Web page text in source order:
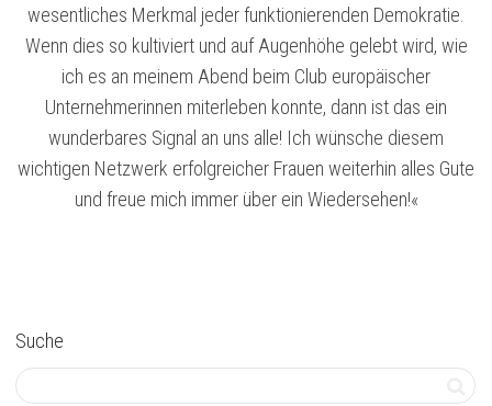
wesentliches Merkmal jeder funktionierenden Demokratie.
Wenn dies so kultiviert und auf Augenhöhe gelebt wird, wie
ich es an meinem Abend beim Club europäischer
Unternehmerinnen miterleben konnte, dann ist das ein
wunderbares Signal an uns alle! Ich wünsche diesem
wichtigen Netzwerk erfolgreicher Frauen weiterhin alles Gute
und freue mich immer über ein Wiedersehen!«
Suche